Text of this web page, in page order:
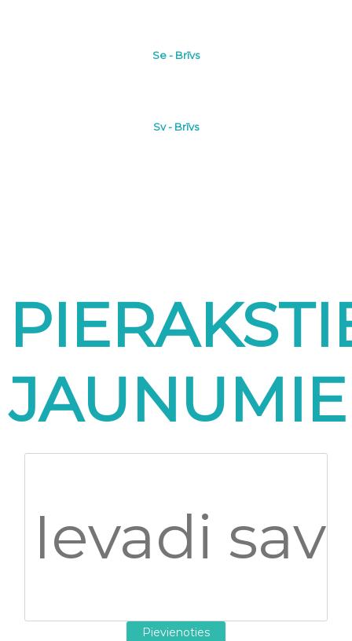
Se - Brīvs
Sv - Brīvs